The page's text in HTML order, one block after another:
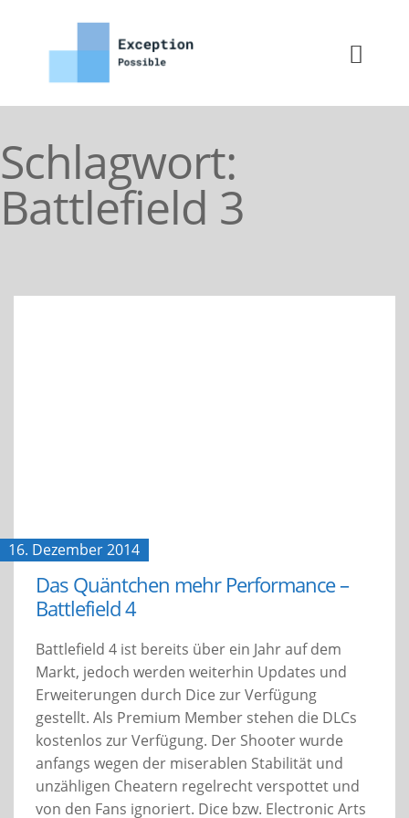
Schlagwort:
Battlefield 3
16. Dezember 2014
Das Quäntchen mehr Performance –
Battlefield 4
Battlefield 4 ist bereits über ein Jahr auf dem
Markt, jedoch werden weiterhin Updates und
Erweiterungen durch Dice zur Verfügung
gestellt. Als Premium Member stehen die DLCs
kostenlos zur Verfügung. Der Shooter wurde
anfangs wegen der miserablen Stabilität und
unzähligen Cheatern regelrecht verspottet und
von den Fans ignoriert. Dice bzw. Electronic Arts